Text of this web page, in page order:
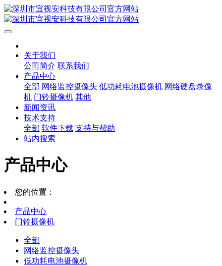
关于我们
公司简介 联系我们
产品中心
全部 网络监控摄像头 低功耗电池摄像机 网络硬盘录像
机 门铃摄像机 其他
新闻资讯
技术支持
全部 软件下载 支持与帮助
站内搜索
产品中心
您的位置：
产品中心
门铃摄像机
全部
网络监控摄像头
低功耗电池摄像机